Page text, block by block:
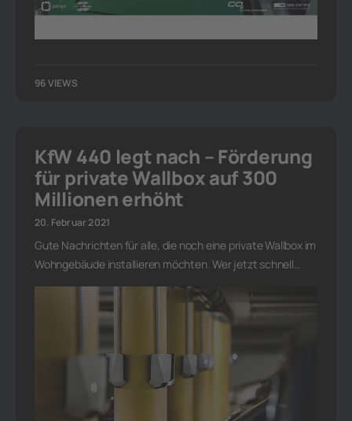
96 VIEWS
KfW 440 legt nach – Förderung
für private Wallbox auf 300
Millionen erhöht
20. Februar 2021
Gute Nachrichten für alle, die noch eine private Wallbox im
Wohngebäude installieren möchten. Wer jetzt schnell…